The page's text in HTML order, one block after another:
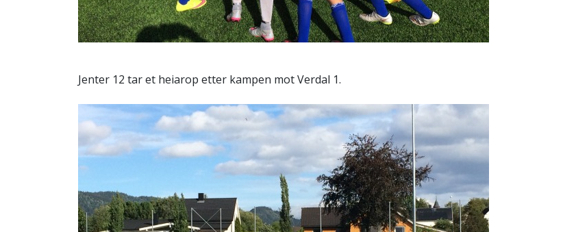
Jenter 12 tar et heiarop etter kampen mot Verdal 1.